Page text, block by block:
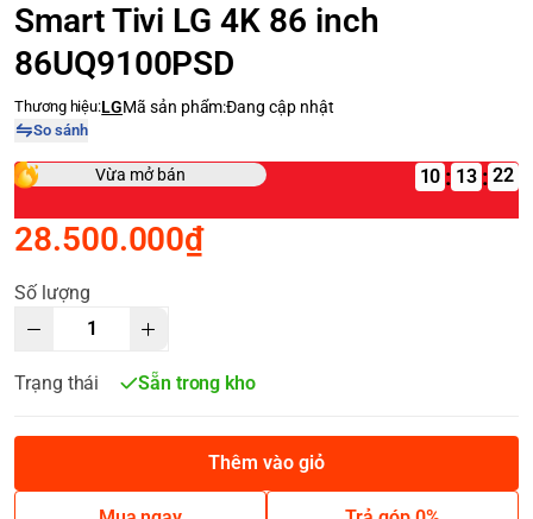
Smart Tivi LG 4K 86 inch
86UQ9100PSD
Thương hiệu:LGMã sản phẩm:Đang cập nhật
So sánh
Vừa mở bán 10 : :
28.500.000₫
Số lượng
Trạng thái Sẵn trong kho
Thêm vào giỏ